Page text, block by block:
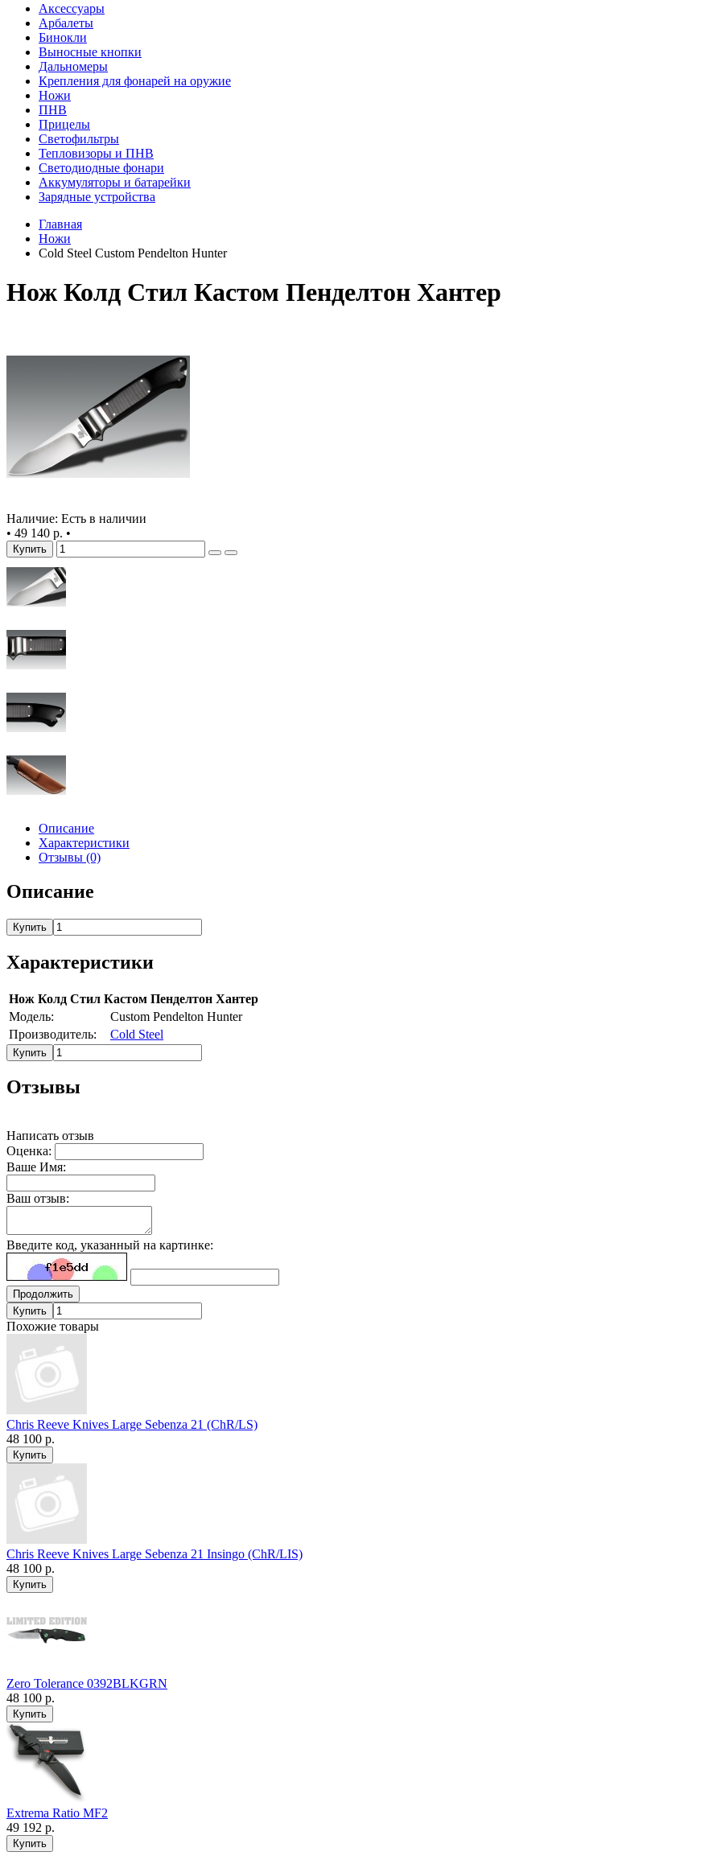
Аксессуары
Арбалеты
Бинокли
Выносные кнопки
Дальномеры
Крепления для фонарей на оружие
Ножи
ПНВ
Прицелы
Светофильтры
Тепловизоры и ПНВ
Светодиодные фонари
Аккумуляторы и батарейки
Зарядные устройства
Главная
Ножи
Cold Steel Custom Pendelton Hunter
Нож Колд Стил Кастом Пенделтон Хантер
Наличие: Есть в наличии
• 49 140 р. •
Купить
Описание
Характеристики
Отзывы (0)
Описание
Купить
Характеристики
Нож Колд Стил Кастом Пенделтон Хантер
Модель:
Custom Pendelton Hunter
Производитель:
Cold Steel
Купить
Отзывы
Написать отзыв
Оценка:
Ваше Имя:
Ваш отзыв:
Введите код, указанный на картинке:
Продолжить
Купить
Похожие товары
Chris Reeve Knives Large Sebenza 21 (ChR/LS)
48 100 р.
Chris Reeve Knives Large Sebenza 21 Insingo (ChR/LIS)
48 100 р.
Zero Tolerance 0392BLKGRN
48 100 р.
Extrema Ratio MF2
49 192 р.